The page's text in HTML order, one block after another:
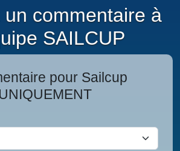
un commentaire à
SAILCUP
pour Sailcup